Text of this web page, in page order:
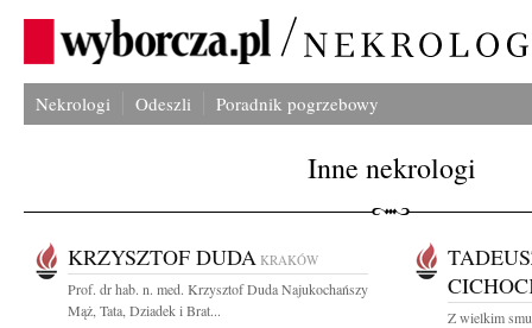
Nekrologi Odeszli Poradnik pogrzebowy
Inne nekrologi
KRZYSZTOF DUDA KRAKÓW
Prof. dr hab. n. med. Krzysztof Duda Najukochańszy
Mąż, Tata, Dziadek i Brat...
Z wielkim